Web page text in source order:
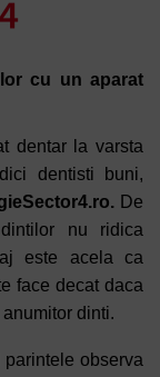
cu un aparat
dentar la varsta
dentisti buni,
. De
nu ridica
este acela ca
face decat daca
dinti.
observa